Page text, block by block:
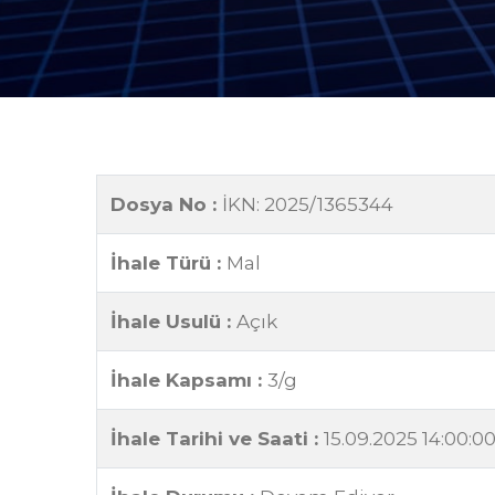
Dosya No : İKN: 2025/1365344
İhale Türü : Mal
İhale Usulü : Açık
İhale Kapsamı : 3/g
İhale Tarihi ve Saati : 15.09.2025 14:00:00